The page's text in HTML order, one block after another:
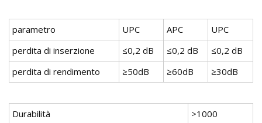
parametro UPC APC
UPC
perdita di inserzione
≤0,2 dB ≤0,2 dB
≤0,2 dB
perdita di rendimento
≥50dB ≥60dB ≥30dB
Durabilità
>1000